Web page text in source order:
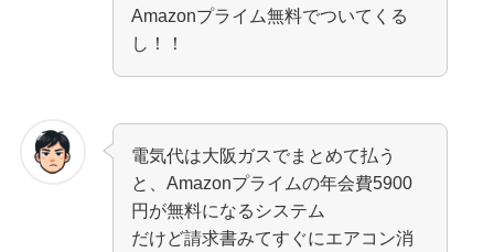
Amazonプライム無料でついてくる
し！！
電気代は大阪ガスでまとめて払う
と、Amazonプライムの年会費5900
円が無料になるシステム
だけど請求書みてすぐにエアコン消